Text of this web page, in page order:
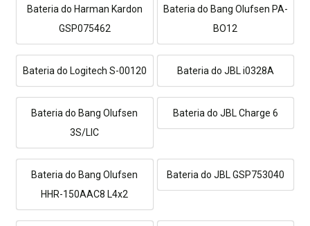
Bateria do Harman Kardon
GSP075462
Bateria do Bang Olufsen PA-
BO12
Bateria do Logitech S-00120 Bateria do JBL i0328A
Bateria do Bang Olufsen
3S/LIC
Bateria do JBL Charge 6
Bateria do Bang Olufsen
HHR-150AAC8 L4x2
Bateria do JBL GSP753040